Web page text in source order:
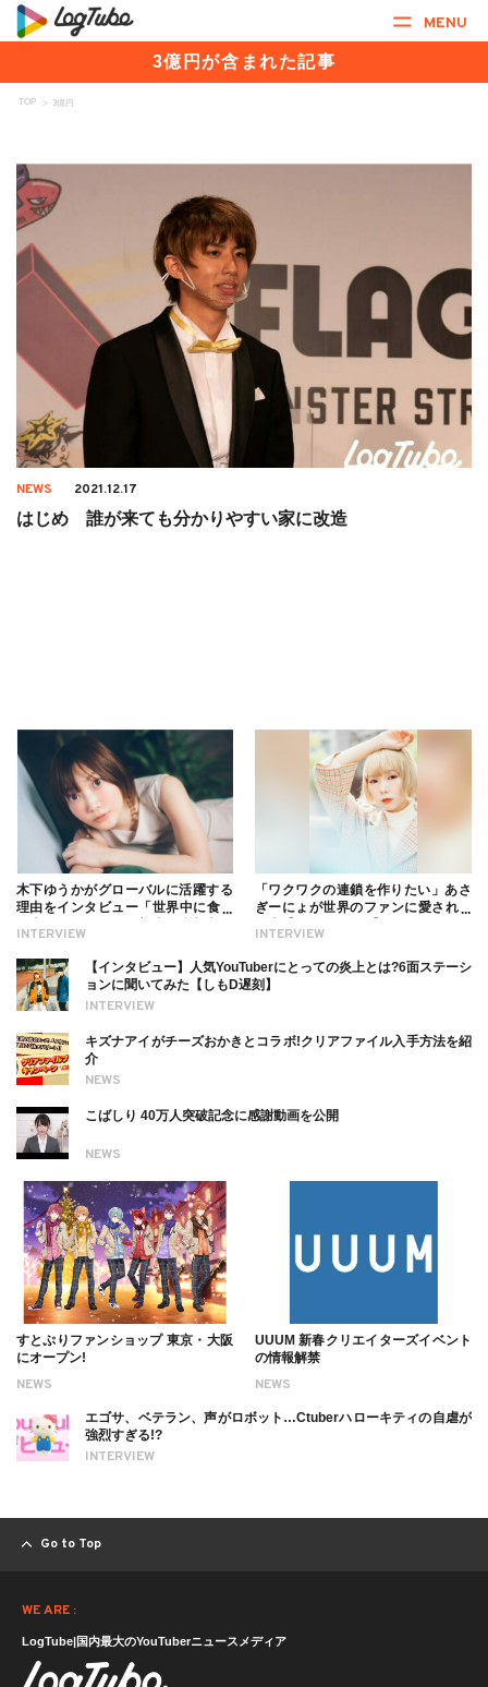
MENU
3億円が含まれた記事
TOP > 3億円
NEWS 2021.12.17
はじめ 誰が来ても分かりやすい家に改造
INTERVIEW
木下ゆうかがグローバルに活躍する
理由をインタビュー「世界中に食べ
ついても
INTERVIEW
「ワクワクの連鎖を作りたい」あさ
ぎーにょが世界のファンに愛される
INTERVIEW
【インタビュー】人気YouTuberにとっての炎上とは?6面ステーシ
ョンに聞いてみた【しもD遅刻】
NEWS
キズナアイがチーズおかきとコラボ!クリアファイル入手方法を紹
介
NEWS
こばしり 40万人突破記念に感謝動画を公開
NEWS
すとぷりファンショップ 東京・大阪
にオープン!
NEWS
UUUM 新春クリエイターズイベント
の情報解禁
INTERVIEW
エゴサ、ベテラン、声がロボット…Ctuberハローキティの自虐が
強烈すぎる!?
Go to Top
WE ARE :
LogTube|国内最大のYouTuberニュースメディア